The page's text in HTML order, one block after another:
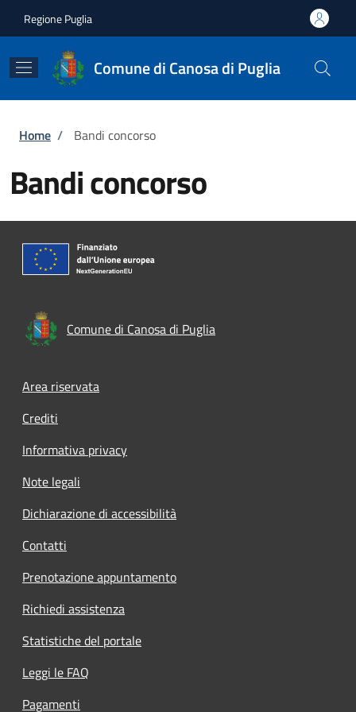
Regione Puglia
Comune di Canosa di Puglia
Briciole di pane
Home / Bandi concorso
Bandi concorso
Comune di Canosa di Puglia
Footer menu
Area riservata
Crediti
Informativa privacy
Note legali
Dichiarazione di accessibilità
Contatti
Prenotazione appuntamento
Richiedi assistenza
Statistiche del portale
Leggi le FAQ
Pagamenti